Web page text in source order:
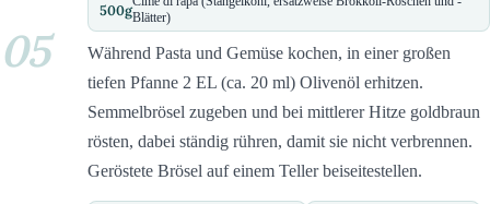
500gBlätter)
05
Während Pasta und Gemüse kochen, in einer großen
tiefen Pfanne 2 EL (ca. 20 ml) Olivenöl erhitzen.
Semmelbrösel zugeben und bei mittlerer Hitze goldbraun
rösten, dabei ständig rühren, damit sie nicht verbrennen.
Geröstete Brösel auf einem Teller beiseitestellen.